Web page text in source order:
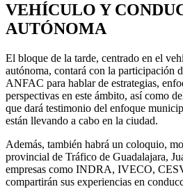
VEHÍCULO Y
AUTÓNOMA
El bloque de la tarde, centrado en el
autónoma, contará con la participación
ANFAC para hablar de estrategias,
perspectivas en este ámbito, así como
que dará testimonio del enfoque
están llevando a cabo en la ciudad.
Además, también habrá un coloquio,
provincial de Tráfico de Guadalajara,
empresas como INDRA, IVECO,
compartirán sus experiencias en